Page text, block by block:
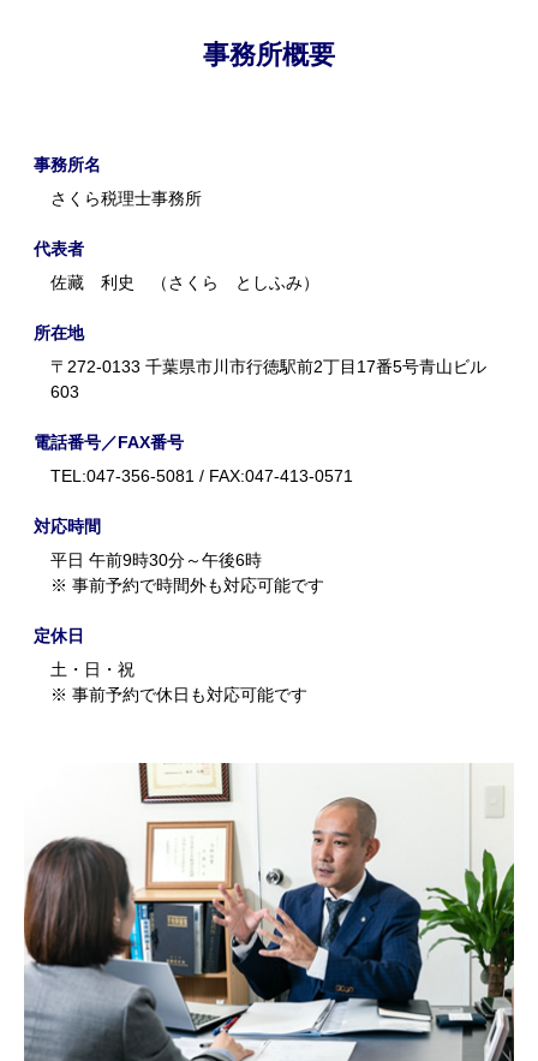
事務所概要
事務所名
さくら税理士事務所
代表者
佐藏 利史 （さくら としふみ）
所在地
〒272-0133 千葉県市川市行徳駅前2丁目17番5号青山ビル
603
電話番号／FAX番号
TEL:047-356-5081 / FAX:047-413-0571
対応時間
平日 午前9時30分～午後6時
※ 事前予約で時間外も対応可能です
定休日
土・日・祝
※ 事前予約で休日も対応可能です